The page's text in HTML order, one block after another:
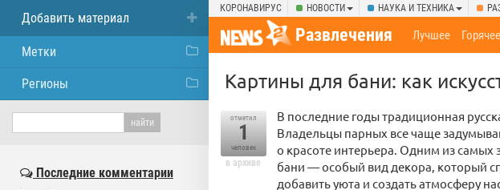
КОРОНАВИРУС НОВОСТИ НАУКА И ТЕХНИКА
Развлечения Лучшее Горячее
Картины для бани: как
отметил
1
человек
в архиве
В последние годы традиционная
Владельцы парных все чаще
о красоте интерьера. Одним из самых
бани — особый вид декора, который
добавить уюта и создать атмосферу
Добавить материал
Метки
Регионы
Последние комментарии